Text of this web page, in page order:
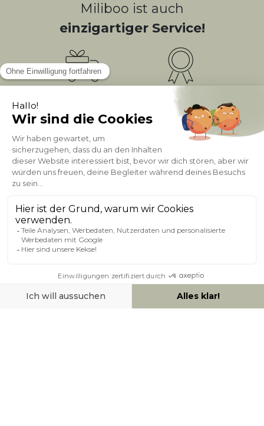
Miliboo ist auch
einzigartiger Service!
Bonusprogramm
PUNKTE = 5
HILFE & KONTAKT